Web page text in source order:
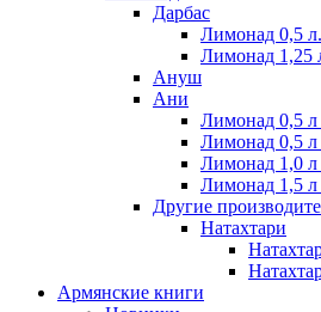
Дарбас
Лимонад 0,5
Лимонад
Ануш
Ани
Лимонад 0,5 л
Лимонад 0,5
Лимонад 1,0
Лимонад 1,5
Другие
Натахтари
Армянские книги